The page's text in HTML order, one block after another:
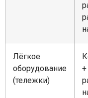
Лёгкое
оборудование
(тележки)